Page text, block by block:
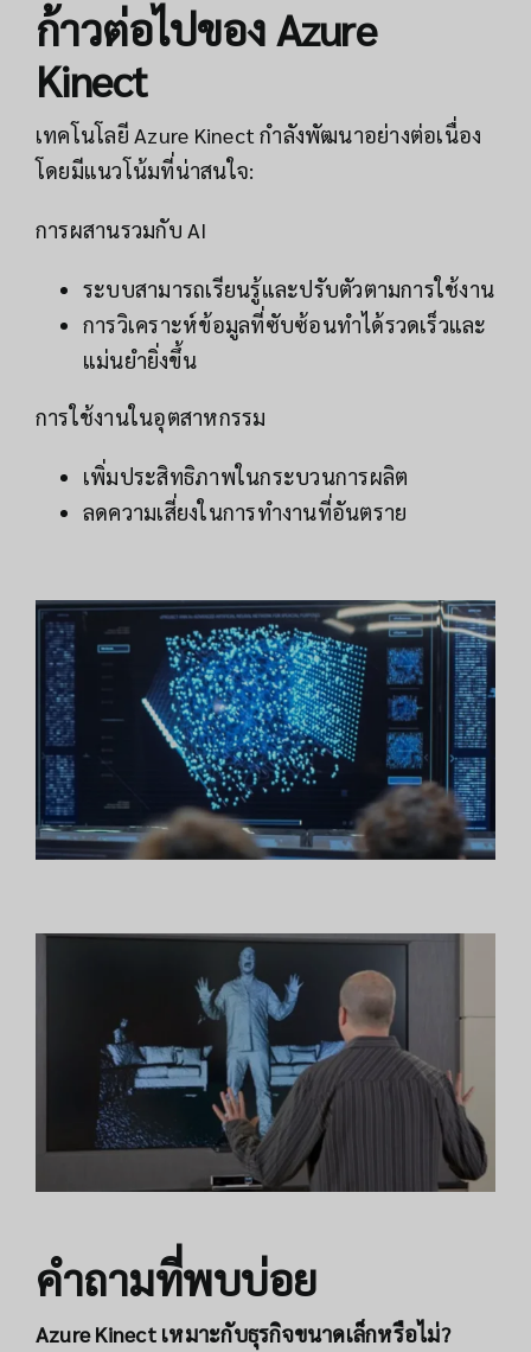
ก้าวต่อไปของ Azure
Kinect
เทคโนโลยี Azure Kinect กำลังพัฒนาอย่างต่อเนื่อง
โดยมีแนวโน้มที่น่าสนใจ:
การผสานรวมกับ AI
ระบบสามารถเรียนรู้และปรับตัวตามการใช้งาน
การวิเคราะห์ข้อมูลที่ซับซ้อนทำได้รวดเร็วและ
แม่นยำยิ่งขึ้น
การใช้งานในอุตสาหกรรม
เพิ่มประสิทธิภาพในกระบวนการผลิต
ลดความเสี่ยงในการทำงานที่อันตราย
คำถามที่พบบ่อย
Azure Kinect เหมาะกับธุรกิจขนาดเล็กหรือไม่?